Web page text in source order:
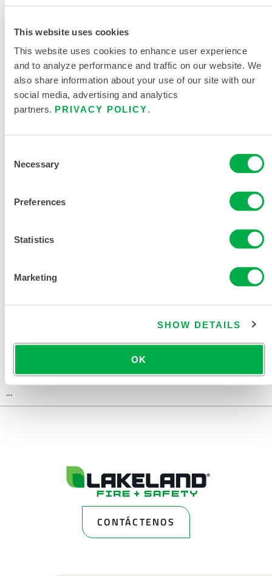
This website uses cookies
This website uses cookies to enhance user experience
and to analyze performance and traffic on our website. We
also share information about your use of our site with our
social media, advertising and analytics
partners. PRIVACY POLICY.
Selection
Necessary
Preferences
Statistics
Marketing
SHOW DETAILS
OK
DOCUMENTACIÓN DEL
PRODUCTO
MÉXICO, AMÉRICA DEL SUR, OCEANÍA, ÁFRICA,
...
CONTÁCTENOS